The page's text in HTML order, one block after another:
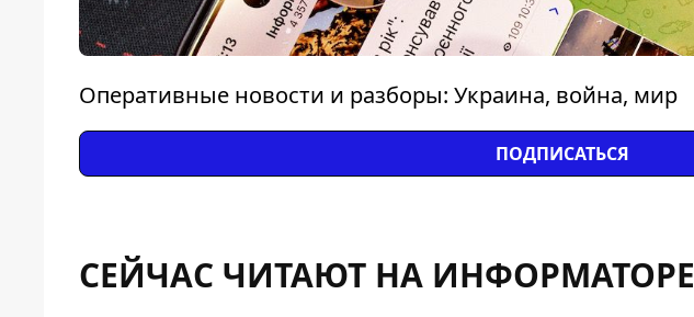
Оперативные новости и разборы: Украина, война, мир
ПОДПИСАТЬСЯ
СЕЙЧАС ЧИТАЮТ НА ИНФОРМАТОРЕ